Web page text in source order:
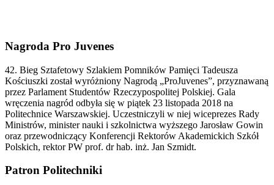
Nagroda Pro Juvenes
42. Bieg Sztafetowy Szlakiem Pomników Pamięci Tadeusza
Kościuszki został wyróżniony Nagrodą „ProJuvenes”, przyznawaną
przez Parlament Studentów Rzeczypospolitej Polskiej. Gala
wręczenia nagród odbyła się w piątek 23 listopada 2018 na
Politechnice Warszawskiej. Uczestniczyli w niej wiceprezes Rady
Ministrów, minister nauki i szkolnictwa wyższego Jarosław Gowin
oraz przewodniczący Konferencji Rektorów Akademickich Szkół
Polskich, rektor PW prof. dr hab. inż. Jan Szmidt.
Patron Politechniki